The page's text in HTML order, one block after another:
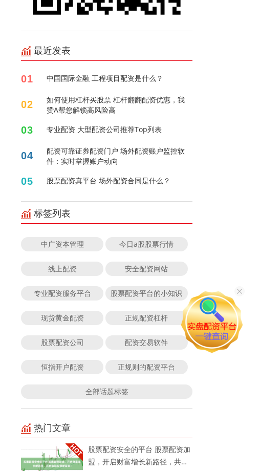
最近发表
01 中国国际金融 工程项目配资是什么？
02
如何使用杠杆买股票 杠杆翻翻配资优惠，我
赞A帮您解锁高风险高
03 专业配资 大型配资公司推荐Top列表
04
配资可靠证券配资门户 场外配资账户监控软
件：实时掌握账户动向
05 股票配资真平台 场外配资合同是什么？
标签列表
中广资本管理 今日a股股票行情
线上配资 安全配资网站
专业配资服务平台 股票配资平台的小知识
现货黄金配资 正规配资杠杆
股票配资公司 配资交易软件
恒指开户配资 正规则的配资平台
全部话题标签
热门文章
股票配资安全的平台 股票配资加
盟，开启财富增长新路径，共创